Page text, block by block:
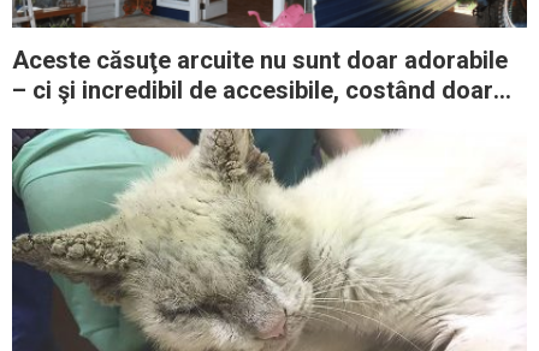
Aceste căsuţe arcuite nu sunt doar adorabile
– ci şi incredibil de accesibile, costând doar